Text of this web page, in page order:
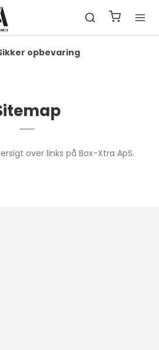
opbevaring
over links på Box-Xtra ApS.